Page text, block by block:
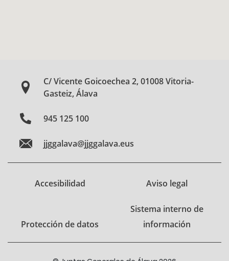
C/ Vicente Goicoechea 2, 01008 Vitoria-
Gasteiz, Álava
945 125 100
jjggalava@jjggalava.eus
Accesibilidad Aviso legal
Protección de datos
Sistema interno de
información